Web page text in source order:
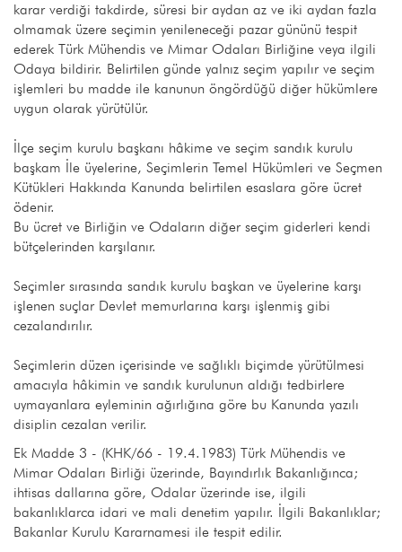
karar verdiği takdirde, süresi bir aydan az ve iki aydan fazla
olmamak üzere seçimin yenileneceği pazar gününü tespit
ederek Türk Mühendis ve Mimar Odaları Birliğine veya ilgili
Odaya bildirir. Belirtilen günde yalnız seçim yapılır ve seçim
işlemleri bu madde ile kanunun öngördüğü diğer hükümlere
uygun olarak yürütülür.
İlçe seçim kurulu başkanı hâkime ve seçim sandık kurulu
başkam İle üyelerine, Seçimlerin Temel Hükümleri ve Seçmen
Kütükleri Hakkında Kanunda belirtilen esaslara göre ücret
ödenir.
Bu ücret ve Birliğin ve Odaların diğer seçim giderleri kendi
bütçelerinden karşılanır.
Seçimler sırasında sandık kurulu başkan ve üyelerine karşı
işlenen suçlar Devlet memurlarına karşı işlenmiş gibi
cezalandırılır.
Seçimlerin düzen içerisinde ve sağlıklı biçimde yürütülmesi
amacıyla hâkimin ve sandık kurulunun aldığı tedbirlere
uymayanlara eyleminin ağırlığına göre bu Kanunda yazılı
disiplin cezalan verilir.
Ek Madde 3 - (KHK/66 - 19.4.1983) Türk Mühendis ve
Mimar Odaları Birliği üzerinde, Bayındırlık Bakanlığınca;
ihtisas dallarına göre, Odalar üzerinde ise, ilgili
bakanlıklarca idari ve mali denetim yapılır. İlgili Bakanlıklar;
Bakanlar Kurulu Kararnamesi ile tespit edilir.